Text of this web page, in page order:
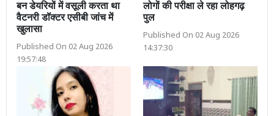
बन डेयरियों में वसूली करता था
वैटनरी डॉक्टर एसीबी जांच में
खुलासा
Published On 02 Aug 2026
19:57:48
लोगों की परीक्षा ले रहा लोहगढ़
पुल
Published On 02 Aug 2026
14:37:30